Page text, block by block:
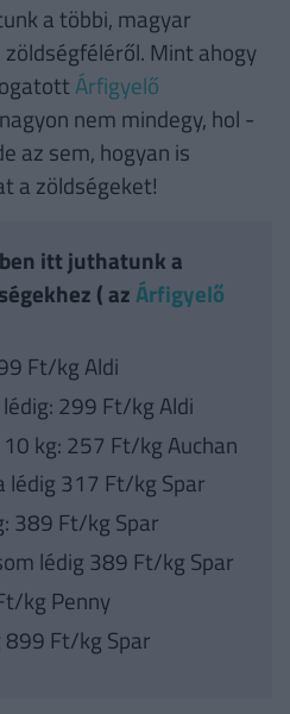
a többi, magyar
Mint ahogy
Árfigyelő
nem mindegy, hol -
az sem, hogyan is
a zöldségeket!
itt juthatunk a
( azÁrfigyelő
Ft/kg Aldi
299 Ft/kg Aldi
kg: 257 Ft/kg Auchan
lédig 317 Ft/kg Spar
389 Ft/kg Spar
lédig 389 Ft/kg Spar
kg Penny
Ft/kg Spar